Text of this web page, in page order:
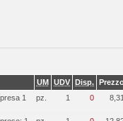
UM UDV Disp.
1
pz. 1 0